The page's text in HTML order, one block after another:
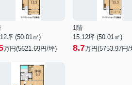
坪 (50.01㎡)
万円(5621.69円/坪)
1階
15.12坪 (50.01㎡)
8.7万円(5753.97円/